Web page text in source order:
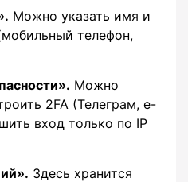
Можно указать имя и
телефон,
Можно
2FA (Телеграм, e-
вход только по IP
Здесь хранится